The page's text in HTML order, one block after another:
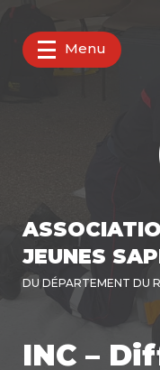
Menu
JEUNES
DU DÉPARTEMENT DU
INC –